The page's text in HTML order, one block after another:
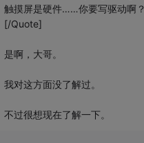
触摸屏是硬件……你要写驱动啊？
[/Quote]
是啊，大哥。
我对这方面没了解过。
不过很想现在了解一下。